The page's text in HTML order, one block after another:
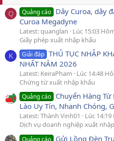
Q Quảng cáo Dây Curoa, dây
Curoa Megadyne
Latest: quanglan
Lúc 15:03
Giấy phép xuất nhập khẩu
K Giải đáp THỦ TỤC NHẬP
NHẤT NĂM 2026
Latest: KeiraPham
Lúc 14:48
Chứng từ xuất nhập khẩu
Quảng cáo Chuyển Hàng
Lào Uy Tín, Nhanh Chóng,
Latest: Thành Vinh01
Lúc
Dịch vụ doanh nghiệp xuất
Quảng cáo Gửi Lồng Đèn